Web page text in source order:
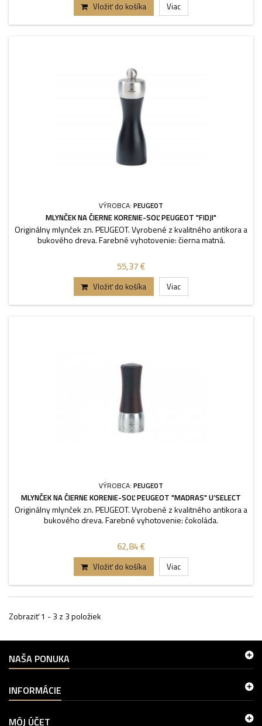
Vložiť do košíka Viac
VÝROBCA: PEUGEOT
MLYNČEK NA ČIERNE KORENIE-SOĽ PEUGEOT "FIDJI"
Originálny mlynček zn. PEUGEOT. Vyrobené z kvalitného antikora a
bukového dreva. Farebné vyhotovenie: čierna matná.
55,37 €
Vložiť do košíka Viac
VÝROBCA: PEUGEOT
MLYNČEK NA ČIERNE KORENIE-SOĽ PEUGEOT "MADRAS" U’SELECT
Originálny mlynček zn. PEUGEOT. Vyrobené z kvalitného antikora a
bukového dreva. Farebné vyhotovenie: čokoláda.
62,84 €
Vložiť do košíka Viac
Zobraziť 1 - 3 z 3 položiek
NAŠA PONUKA
INFORMÁCIE
MÔJ ÚČET